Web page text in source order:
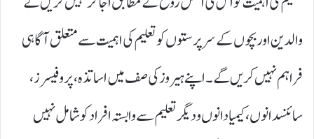
والدین اور بچوں کے سرپرستوں کو تعلیم کی اہمیت سے متعلق آگاہی
فراہم نہیں کریں گے۔ اپنے ہیروز کی صف میں اساتذہ، پروفیسرز ،
سائنسدانوں،کیمیا دانوں و دیگر تعلیم سے وابستہ افراد کو شامل نہیں